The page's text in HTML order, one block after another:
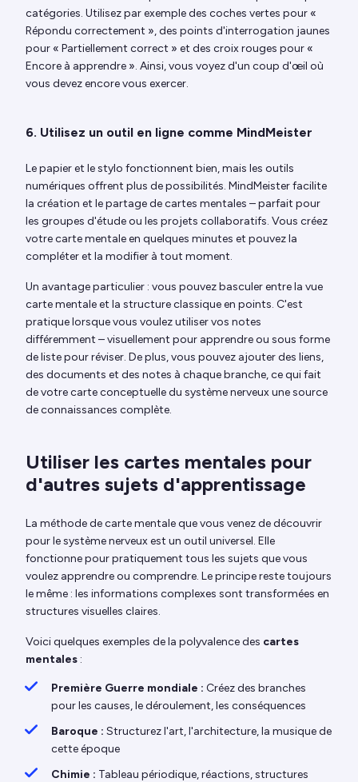
catégories. Utilisez par exemple des coches vertes pour «
Répondu correctement », des points d'interrogation jaunes
pour « Partiellement correct » et des croix rouges pour «
Encore à apprendre ». Ainsi, vous voyez d'un coup d'œil où
vous devez encore vous exercer.
6. Utilisez un outil en ligne comme MindMeister
Le papier et le stylo fonctionnent bien, mais les outils
numériques offrent plus de possibilités. MindMeister facilite
la création et le partage de cartes mentales – parfait pour
les groupes d'étude ou les projets collaboratifs. Vous créez
votre carte mentale en quelques minutes et pouvez la
compléter et la modifier à tout moment.
Un avantage particulier : vous pouvez basculer entre la vue
carte mentale et la structure classique en points. C'est
pratique lorsque vous voulez utiliser vos notes
différemment – visuellement pour apprendre ou sous forme
de liste pour réviser. De plus, vous pouvez ajouter des liens,
des documents et des notes à chaque branche, ce qui fait
de votre carte conceptuelle du système nerveux une source
de connaissances complète.
Utiliser les cartes mentales pour
d'autres sujets d'apprentissage
La méthode de carte mentale que vous venez de découvrir
pour le système nerveux est un outil universel. Elle
fonctionne pour pratiquement tous les sujets que vous
voulez apprendre ou comprendre. Le principe reste toujours
le même : les informations complexes sont transformées en
structures visuelles claires.
Voici quelques exemples de la polyvalence des cartes
mentales :
Première Guerre mondiale : Créez des branches
pour les causes, le déroulement, les conséquences
Baroque : Structurez l'art, l'architecture, la musique de
cette époque
Chimie : Tableau périodique, réactions, structures